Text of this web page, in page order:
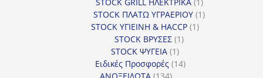
προϊόν
STOCK ΠΛΑΤΩ ΥΓΡΑΕΡΙΟΥ 11
STOCK ΥΓΙΕΙΝΗ & HACCP 11
STOCK ΒΡΥΣΕΣ 11
STOCK ΨΥΓΕΙΑ 11
προϊόν
Ειδικές Προσφορές 1414
ΑΝΟΞΕΙΔΩΤΑ 134134